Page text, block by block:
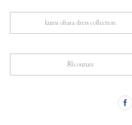
kumi ohara dress collection
和couture